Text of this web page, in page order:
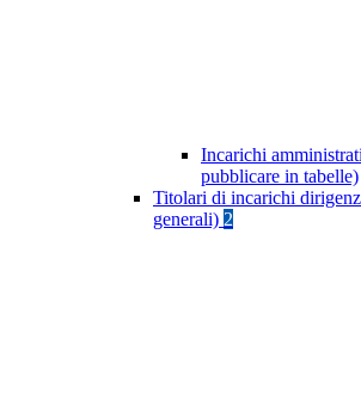
Incarichi
pubblicare in tabelle)
Titolari di incarichi
generali) 2